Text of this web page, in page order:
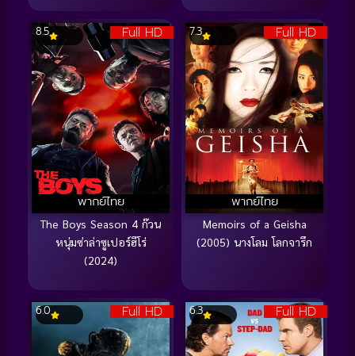
Full HD
พากย์ไทย
8.5
The Boys Season 4 ก๊วน
หนุ่มซ่าล่าซูเปอร์ฮีโร่
(2024)
Full HD
พากย์ไทย
7.3
Memoirs of a Geisha
(2005) นางโลม โลกจารึก
Full HD
6.0 Full HD
6.3